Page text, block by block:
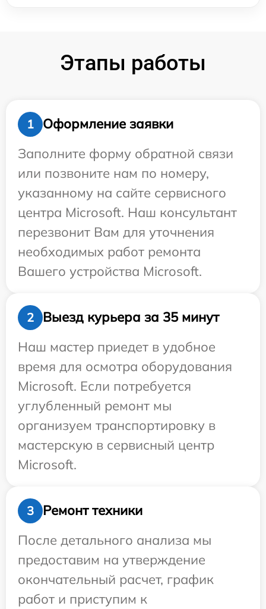
Этапы работы
1
Оформление заявки
Заполните форму обратной связи
или позвоните нам по номеру,
указанному на сайте сервисного
центра Microsoft. Наш консультант
перезвонит Вам для уточнения
необходимых работ ремонта
Вашего устройства Microsoft.
2
Выезд курьера за 35 минут
Наш мастер приедет в удобное
время для осмотра оборудования
Microsoft. Если потребуется
углубленный ремонт мы
организуем транспортировку в
мастерскую в сервисный центр
Microsoft.
3
Ремонт техники
После детального анализа мы
предоставим на утверждение
окончательный расчет, график
работ и приступим к